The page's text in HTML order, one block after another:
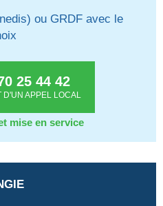
ou GRDF avec le
25 44 42
D'UN APPEL LOCAL
mise en service